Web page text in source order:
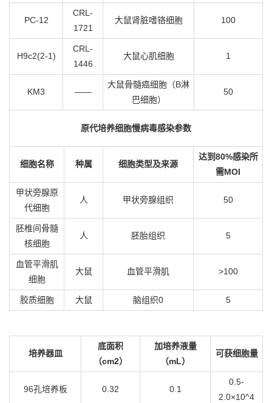
PC-12
CRL-
1721
大鼠肾脏嗜铬细胞 100
H9c2(2-1)
CRL-
1446
大鼠心肌细胞 1
KM3 ——
大鼠骨髓癌细胞（B淋
巴细胞）
50
原代培养细胞慢病毒感染参数
细胞名称 种属 细胞类型及来源
达到80%感染所
需MOI
甲状旁腺原
代细胞
人 甲状旁腺组织 50
胚椎间骨髓
核细胞
人 胚胎组织 5
血管平滑肌
细胞
大鼠 血管平滑肌 >100
胶质细胞 大鼠 脑组织0 5
培养器皿
底面积
（cm2）
加培养液量
（mL）
可获细胞量
96孔培养板 0.32 0.1
0.5-
2.0×10^4